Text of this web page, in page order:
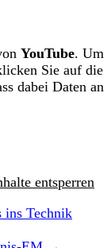
YouTube. Um
Sie auf die
dabei Daten an
entsperren
Technik